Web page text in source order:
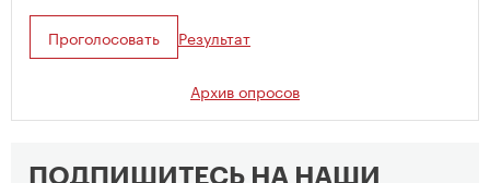
Проголосовать Результат
Архив опросов
ПОДПИШИТЕСЬ НА НАШИ